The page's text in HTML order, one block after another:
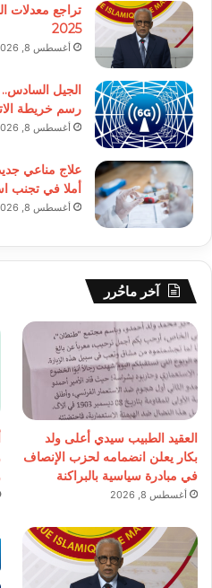
2025
أغسطس 8, 2026
الجيل
رسم خريطة
أغسطس 8, 2026
علاج مناعي
أملا في تجنب
أغسطس 8, 2026
آخر ماحُرر
العقيد الطبيب سيدي أعلى ولد
بكار يعلن انضمامه لحزب الإنصاف
في مبادرة سياسية بالبراكنة
أغسطس 8, 2026